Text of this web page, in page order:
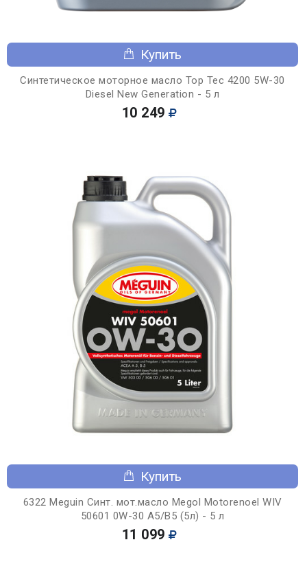
Купить
Синтетическое моторное масло Top Tec 4200 5W-30
Diesel New Generation - 5 л
10 249
Купить
6322 Meguin Синт. мот.масло Megol Motorenoel WIV
50601 0W-30 A5/B5 (5л) - 5 л
11 099